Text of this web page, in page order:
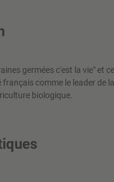
germées c'est la vie" et
français comme le leader de
biologique.